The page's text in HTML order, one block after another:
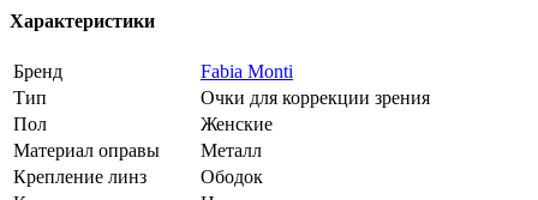
Характеристики
Бренд
Fabia Monti
Тип
Очки для коррекции зрения
Пол
Женские
Материал оправы
Металл
Крепление линз
Ободок